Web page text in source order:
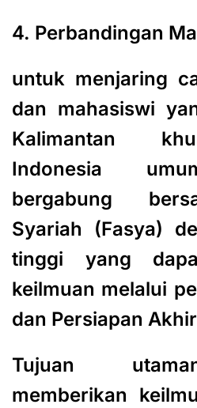
4. Perbandingan
untuk menjaring
dan mahasiswi
Kalimantan
Indonesia
bergabung
Syariah (Fasya)
tinggi yang
keilmuan melalui
dan Persiapan
Tujuan
memberikan